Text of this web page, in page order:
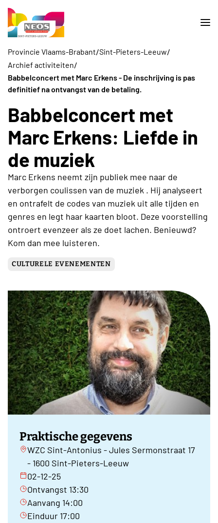
Provincie Vlaams-Brabant/Sint-Pieters-Leeuw/
Archief activiteiten/
Babbelconcert met Marc Erkens - De inschrijving is pas
definitief na ontvangst van de betaling.
Babbelconcert met
Marc Erkens: Liefde in
de muziek
Marc Erkens neemt zijn publiek mee naar de
verborgen coulissen van de muziek . Hij analyseert
en ontrafelt de codes van muziek uit alle tijden en
genres en legt haar kaarten bloot. Deze voorstelling
ontroert evenzeer als ze doet lachen. Benieuwd?
Kom dan mee luisteren.
CULTURELE EVENEMENTEN
Praktische gegevens
WZC Sint-Antonius - Jules Sermonstraat 17
- 1600 Sint-Pieters-Leeuw
02-12-25
Ontvangst 13:30
Aanvang 14:00
Einduur 17:00